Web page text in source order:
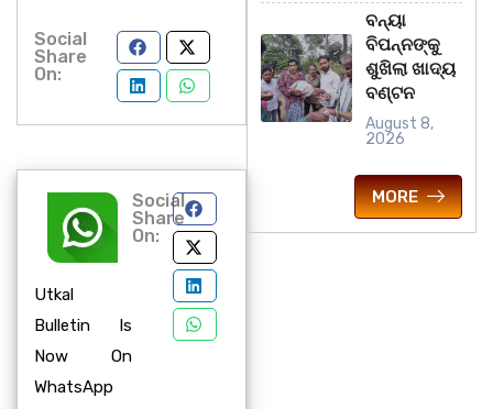
Social
Share
On:
Utkal
Bulletin Is
Now On
WhatsApp
Social
Share
On:
ବନ୍ୟା
ବିପନ୍ନଙ୍କୁ
ଶୁଖିଲା ଖାଦ୍ୟ
ବଣ୍ଟନ
August 8,
2026
MORE